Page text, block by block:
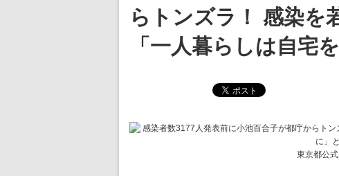
らトンズラ！ 感染を
「一人暮らしは自宅
東京都公